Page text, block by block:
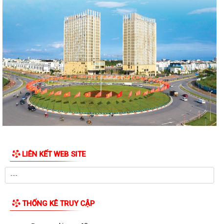
thực nhân kỷ niệm 79 năm Ngày...
PHƯỜNG NGÔ QUYỀN TỔ CHỨC HỘI NGHỊ TRAO TẶNG ẢNH PHỤC CHẾ
LIỆT SĨ VÀ TẶNG QUÀ CHO CÁC HỘ GIA ĐÌNH...
ỦY BAN NHÂN DÂN PHƯỜNG NGÔ QUYỀN THÔNG TIN Về việc cưỡng
chế cưỡng chế 02 tổ chức để thu hồi nhà là...
PHƯỜNG NGÔ QUYỀN THĂM HỎI, TẶNG QUÀ GIA ĐÌNH CHÍNH SÁCH,
NGƯỜI CÓ CÔNG NHÂN DỊP 27/7
PHƯỜNG NGÔ QUYỀN VIẾNG NGHĨA TRANG LIỆT SĨ NHÂN KỶ NIỆM 79
NĂM NGÀY THƯƠNG BINH LIỆT SĨ 27/7
UBND PHƯỜNG NGÔ QUYỀN THÔNG BÁO THỜI GIAN TỔ CHỨC HỘI
NGHỊ ĐỐI THOẠI DOANH NGHIỆP, HỘ KINH DOANH,...
PHƯỜNG NGÔ QUYỀN TỔ CHỨC GIAO BAN TỔ DÂN PHỐ SAU SẮP XẾP,
HỘI ĐỒNG NHÂN DÂN PHƯỜNG NGÔ QUYỀN THÔNG BÁO KẾT QUẢ KỲ
LIÊN KẾT WEB SITE
THỐNG KÊ TRUY CẬP